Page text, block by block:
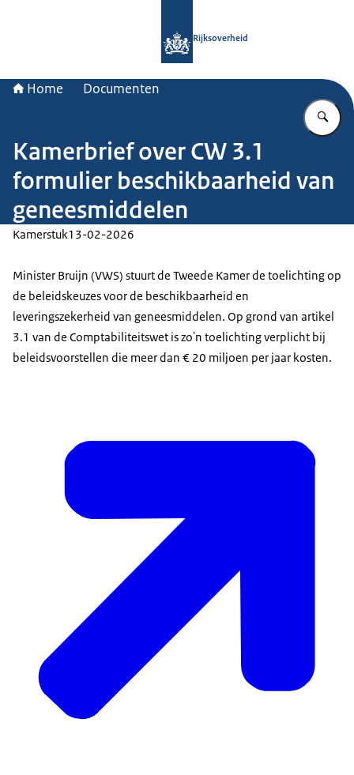
Rijksoverheid
Home Documenten
Kamerbrief over CW 3.1
formulier beschikbaarheid van
geneesmiddelen
Kamerstuk13-02-2026
Minister Bruijn (VWS) stuurt de Tweede Kamer de toelichting op
de beleidskeuzes voor de beschikbaarheid en
leveringszekerheid van geneesmiddelen. Op grond van artikel
3.1 van de Comptabiliteitswet is zo'n toelichting verplicht bij
beleidsvoorstellen die meer dan € 20 miljoen per jaar kosten.